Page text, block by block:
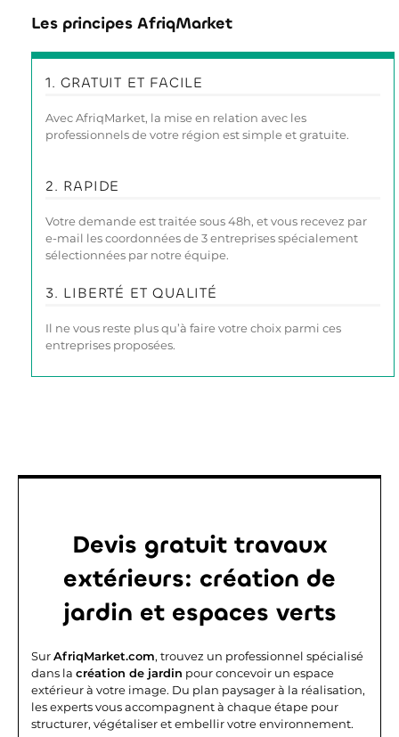
Les principes AfriqMarket
1. GRATUIT ET FACILE
Avec AfriqMarket, la mise en relation avec les
professionnels de votre région est simple et gratuite.
2. RAPIDE
Votre demande est traitée sous 48h, et vous recevez par
e-mail les coordonnées de 3 entreprises spécialement
sélectionnées par notre équipe.
3. LIBERTÉ ET QUALITÉ
Il ne vous reste plus qu’à faire votre choix parmi ces
entreprises proposées.
Devis gratuit travaux
extérieurs: création de
jardin et espaces verts
SurAfriqMarket.com, trouvez un professionnel spécialisé
dans la création de jardin pour concevoir un espace
extérieur à votre image. Du plan paysager à la réalisation,
les experts vous accompagnent à chaque étape pour
structurer, végétaliser et embellir votre environnement.